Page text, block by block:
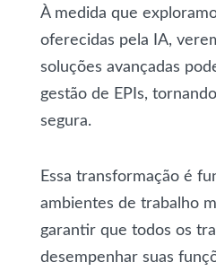
À medida que
oferecidas pela IA,
soluções avançadas
gestão de EPIs,
segura.
Essa transformação é
ambientes de trabalho
garantir que todos os
desempenhar suas